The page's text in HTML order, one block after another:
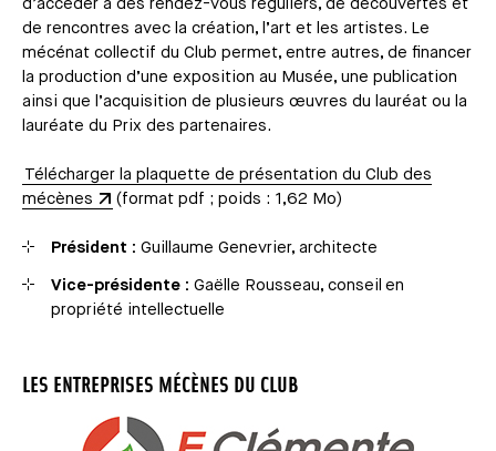
de rencontres avec la création, l’art et les artistes. Le
mécénat collectif du Club permet, entre autres, de financer
la production d’une exposition au Musée, une publication
ainsi que l’acquisition de plusieurs œuvres du lauréat ou la
lauréate du Prix des partenaires.
Télécharger la plaquette de présentation du Club des
mécènes
(format pdf ; poids : 1,62 Mo)
Président : Guillaume Genevrier, architecte
Vice-présidente : Gaëlle Rousseau, conseil en
propriété intellectuelle
LES ENTREPRISES MÉCÈNES DU CLUB